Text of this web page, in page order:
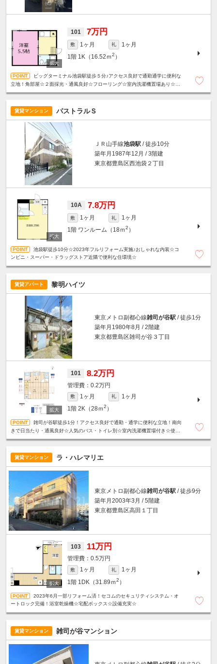
101 7万円
敷 1ヶ月 礼
1ヶ月
1階 1K（16.52ｍ2 ）
ビッグターミナル池袋駅徒歩５分♪アクセス良好で通勤通学に便利な
立地！角部屋☆２面採光・通風良好☆フローリング☆室内洗濯機置場あり☆ユ
賃貸マンション パストラルＳ
ＪＲ山手線池袋駅 / 徒歩10分
築年月1987年12月 / 3階建
東京都豊島区西池袋２丁目
10A 7.8万円
敷 1ヶ月 礼
1ヶ月
1階 ワンルーム（18ｍ2 ）
池袋駅徒歩10分☆2023年フルリフォーム実施♪おしゃれな内装☆コ
ンビニ・スーパー・ドラッグストア近隣で便利な住環境☆
賃貸アパート 黎明ハイツ
東京メトロ副都心線雑司が谷駅 / 徒歩1分
築年月1980年8月 / 2階建
東京都豊島区雑司が谷３丁目
101 8.2万円
0.2万円
敷 1ヶ月 礼
1ヶ月
1階 2K（28ｍ2 ）
雑司が谷駅徒歩1分！アクセス良好で通勤・通学に便利な立地！南向
きで日当たり・通風良好☆人気のバス・トイレ別☆室内洗濯機置場付き☆使い
賃貸マンション ラ・ハレマリエ
東京メトロ副都心線雑司が谷駅 / 徒歩9分
築年月2003年3月 / 5階建
東京都豊島区高田１丁目
103 11万円
0.5万円
敷 1ヶ月 礼
1ヶ月
1階 1DK（31.89ｍ2 ）
2023年6月一部リフォーム済！セコムのセキュリティシステム・オ
ートロック完備！浴室乾燥機☆宅配ボックス☆設備充実☆
賃貸マンション 雑司が谷マンション